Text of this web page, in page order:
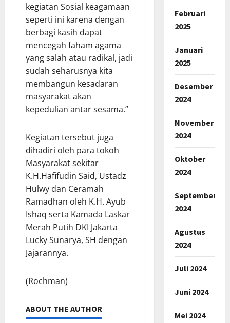
kegiatan Sosial keagamaan
seperti ini karena dengan
berbagi kasih dapat
mencegah faham agama
yang salah atau radikal, jadi
sudah seharusnya kita
membangun kesadaran
masyarakat akan
kepedulian antar sesama.”
Kegiatan tersebut juga
dihadiri oleh para tokoh
Masyarakat sekitar
K.H.Hafifudin Said, Ustadz
Hulwy dan Ceramah
Ramadhan oleh K.H. Ayub
Ishaq serta Kamada Laskar
Merah Putih DKI Jakarta
Lucky Sunarya, SH dengan
Jajarannya.
(Rochman)
ABOUT THE AUTHOR
Februari
2025
Januari
2025
Desember
2024
November
2024
Oktober
2024
September
2024
Agustus
2024
Juli 2024
Juni 2024
Mei 2024